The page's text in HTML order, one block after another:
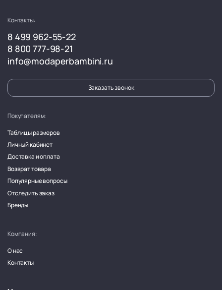
Контакты:
8 499 962-55-22
8 800 777-98-21
info@modaperbambini.ru
Заказать звонок
Покупателям:
Таблицы размеров
Личный кабинет
Доставка и оплата
Возврат товара
Популярные вопросы
Отследить заказ
Бренды
Компания:
О нас
Контакты